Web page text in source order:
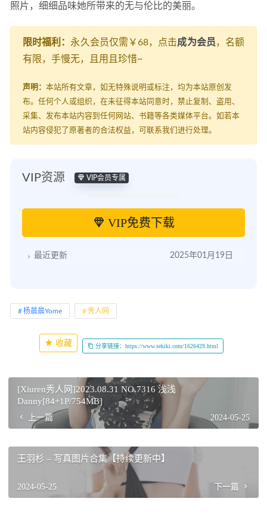
照片，细细品味她所带来的无与伦比的美丽。
限时福利： 永久会员仅需￥68，点击成为会员，名额
有限，手慢无，且用且珍惜~
声明： 本站所有文章，如无特殊说明或标注，均为本站原创发
布。任何个人或组织，在未征得本站同意时，禁止复制、盗用、
采集、发布本站内容到任何网站、书籍等各类媒体平台。如若本
站内容侵犯了原著者的合法权益，可联系我们进行处理。
VIP资源 VIP会员专属
VIP免费下载
最近更新 2025年01月19日
杨晨晨Yome 秀人网
收藏 分享链接：https://www.sekiki.com/1626429.html
[Xiuren秀人网]2023.08.31 NO.7316 浅浅
Danny[84+1P/754MB]
上一篇 2024-05-25
王羽杉 – 写真图片合集【持续更新中】
2024-05-25 下一篇